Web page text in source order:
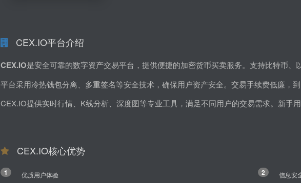
CEX.IO平台介绍
CEX.IO是安全可靠的数字资产交易平台，提供便捷的加密货币买卖服务。支持比特币、
平台采用冷热钱包分离、多重签名等安全技术，确保用户资产安全。交易手续费低廉，
CEX.IO提供实时行情、K线分析、深度图等专业工具，满足不同用户的交易需求。新手
CEX.IO核心优势
1 优质用户体验 2 信息安